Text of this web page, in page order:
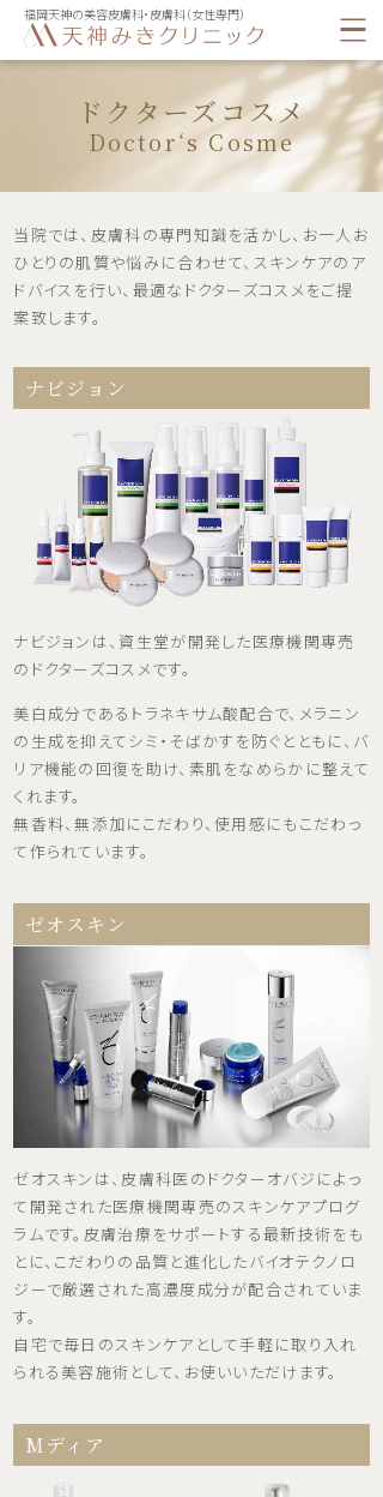
福岡天神の美容皮膚科・皮膚科（女性専門）
ドクターズコスメ
Doctor‘s Cosme
当院では、皮膚科の専門知識を活かし、お一人お
ひとりの肌質や悩みに合わせて、スキンケアのア
ドバイスを行い、最適なドクターズコスメをご提
案致します。
ナビジョン
ナビジョンは、資生堂が開発した医療機関専売
のドクターズコスメです。
美白成分であるトラネキサム酸配合で、メラニン
の生成を抑えてシミ・そばかすを防ぐとともに、バ
リア機能の回復を助け、素肌をなめらかに整えて
くれます。
無香料、無添加にこだわり、使用感にもこだわっ
て作られています。
ゼオスキン
ゼオスキンは、皮膚科医のドクターオバジによっ
て開発された医療機関専売のスキンケアプログ
ラムです。皮膚治療をサポートする最新技術をも
とに、こだわりの品質と進化したバイオテクノロ
ジーで厳選された高濃度成分が配合されていま
す。
自宅で毎日のスキンケアとして手軽に取り入れ
られる美容施術として、お使いいただけます。
Mディア